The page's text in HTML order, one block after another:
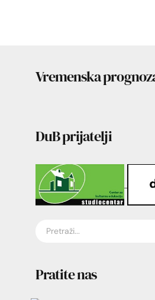
Vremenska
DuB prijatelji
Pratite nas